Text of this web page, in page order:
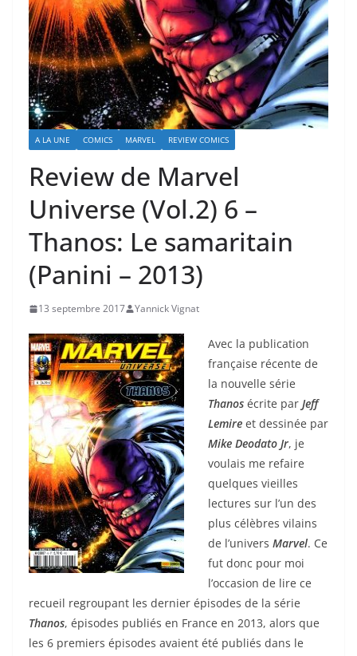
A LA UNE COMICS MARVEL REVIEW COMICS
Review de Marvel
Universe (Vol.2) 6 –
Thanos: Le samaritain
(Panini – 2013)
13 septembre 2017 Yannick Vignat
Avec la publication
française récente de
la nouvelle série
Thanos écrite par Jeff
Lemire et dessinée par
Mike Deodato Jr, je
voulais me refaire
quelques vieilles
lectures sur l’un des
plus célèbres vilains
de l’univers Marvel. Ce
fut donc pour moi
l’occasion de lire ce
recueil regroupant les dernier épisodes de la série
Thanos, épisodes publiés en France en 2013, alors que
les 6 premiers épisodes avaient été publiés dans le